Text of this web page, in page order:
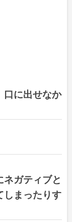
口に出せなか
ガティブと
しまったりす